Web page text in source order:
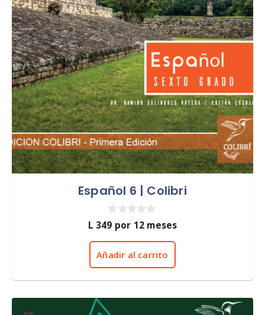
Español 6 | Colibri
0
d
e
L 349 por 12 meses
Añadir al carrito